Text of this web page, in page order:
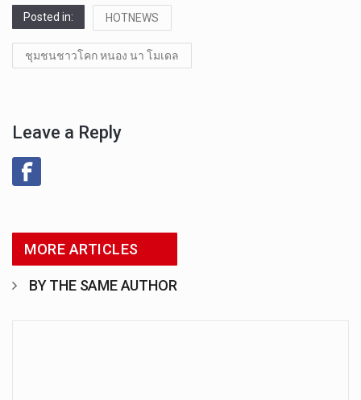
Posted in: HOTNEWS
ชุมชนชาวโคก หนอง นา โมเดล
Leave a Reply
MORE ARTICLES
BY THE SAME AUTHOR